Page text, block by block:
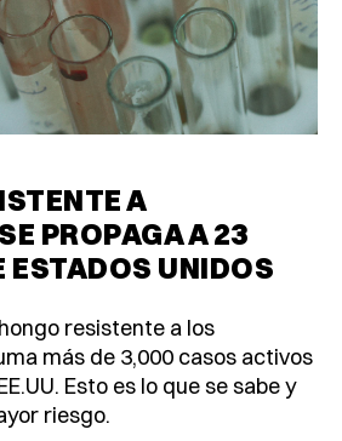
A
PROPAGA A 23
ESTADOS UNIDOS
resistente a los
más de 3,000 casos activos
Esto es lo que se sabe y
riesgo.